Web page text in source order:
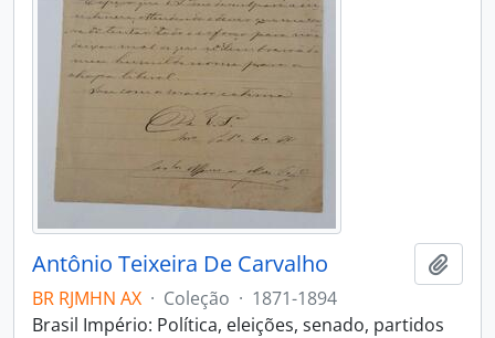
Antônio Teixeira De Carvalho
BR RJMHN AX · Coleção · 1871-1894
Brasil Império: Política, eleições, senado, partidos